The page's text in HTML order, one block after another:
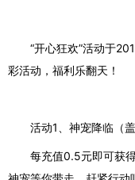
“开心狂欢”活动于
彩活动，福利乐翻天！
活动1、神宠降临（
每充值0.5元即可获